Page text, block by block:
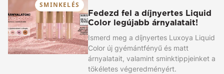
SMINKELÉS
Fedezd fel a díjnyertes Liquid
Color legújabb árnyalatait!
Ismerd meg a díjnyertes Luxoya Liquid
Color új gyémántfényű és matt
árnyalatait, valamint sminktippjeinket a
tökéletes végeredményért.